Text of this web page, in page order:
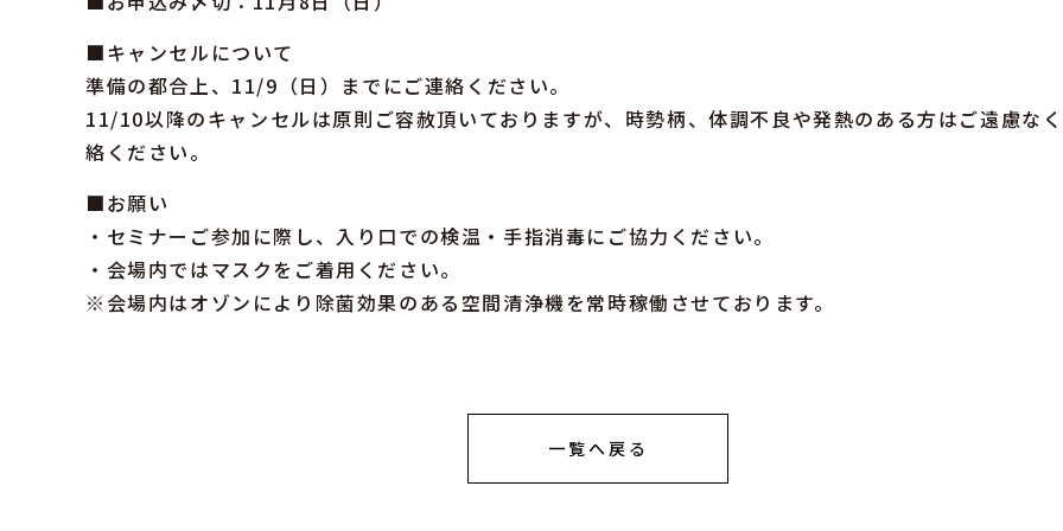
■キャンセルについて
準備の都合上、11/9（日）までにご連絡ください。
11/10以降のキャンセルは原則ご容赦頂いておりますが、時勢柄、体調不良や発熱のある方はご遠慮な
絡ください。
■お願い
・セミナーご参加に際し、入り口での検温・手指消毒にご協力ください。
・会場内ではマスクをご着用ください。
※会場内はオゾンにより除菌効果のある空間清浄機を常時稼働させております。
一覧へ戻る